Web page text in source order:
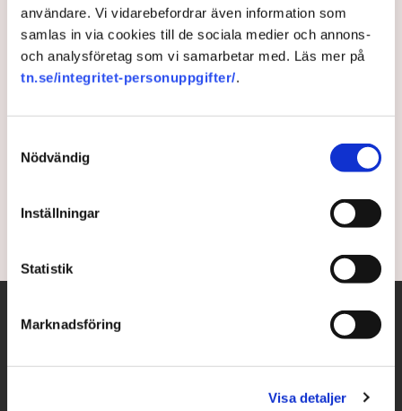
användare. Vi vidarebefordrar även information som
samlas in via cookies till de sociala medier och annons-
och analysföretag som vi samarbetar med. Läs mer på
tn.se/integritet-personuppgifter/.
Nödvändig
Inställningar
Statistik
Marknadsföring
Visa detaljer
Massindustrin bakom
svenskarnas testande
provrör i plastpåsar forslats av taxichaufförer och
färdtjänstpersonal. Och uppskalningen av